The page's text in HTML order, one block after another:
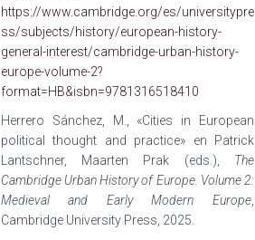
https://www.cambridge.org/es/universitypre
ss/subjects/history/european-history-
general-interest/cambridge-urban-history-
europe-volume-2?
format=HB&isbn=9781316518410
Herrero Sánchez, M., «Cities in European
political thought and practice» en Patrick
Lantschner, Maarten Prak (eds.), The
Cambridge Urban History of Europe. Volume 2:
Medieval and Early Modern Europe,
Cambridge University Press, 2025.